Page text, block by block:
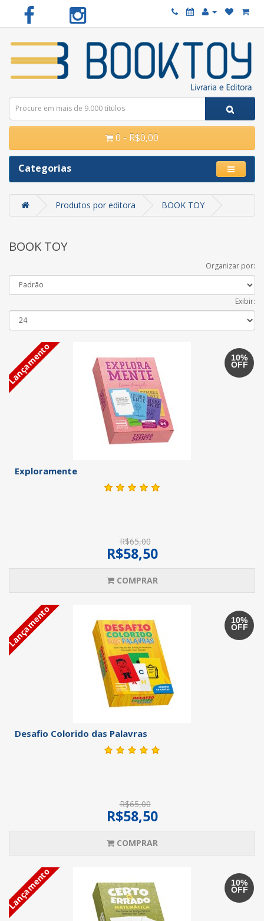
0 - R$0,00
Categorias
Produtos por editora BOOK TOY
BOOK TOY
Organizar por:
Exibir:
10%
OFF
Lançamento
Exploramente
R$65,00
R$58,50
COMPRAR
10%
OFF
Lançamento
Desafio Colorido das Palavras
R$65,00
R$58,50
COMPRAR
10%
OFF
Lançamento